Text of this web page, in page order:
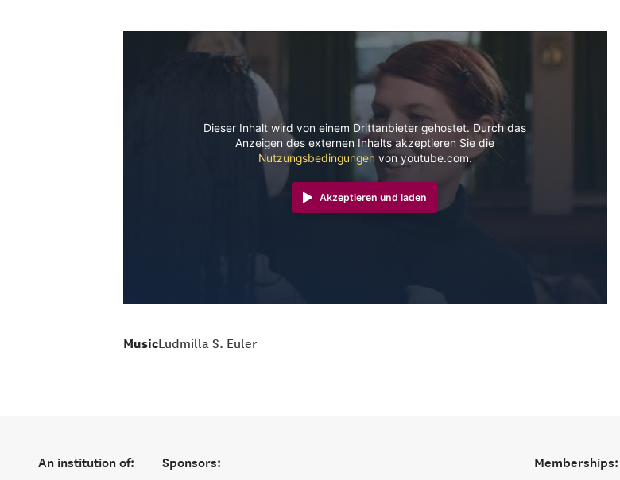
Dieser Inhalt wird von einem Drittanbieter gehostet. Durch das
Anzeigen des externen Inhalts akzeptieren Sie die
Nutzungsbedingungen von youtube.com.
Akzeptieren und laden
MusicLudmilla S. Euler
An institution of: Sponsors: Memberships: